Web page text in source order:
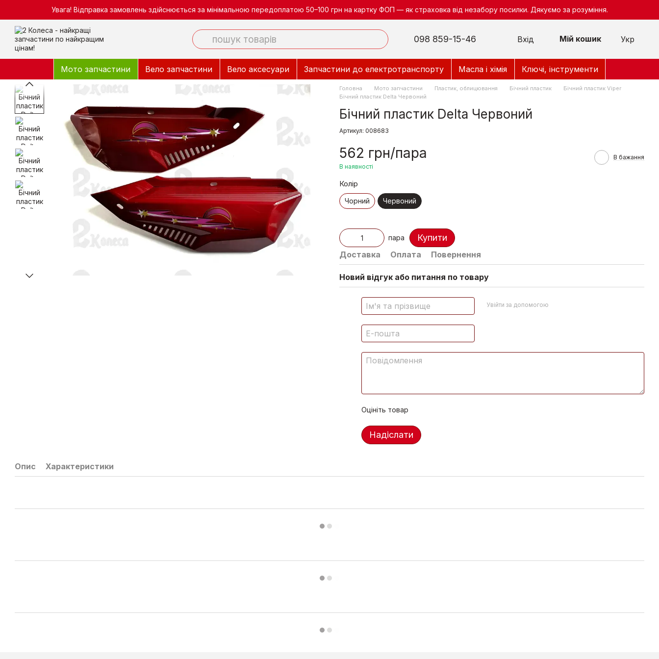
Перейти до основного контенту
Увага! Відправка замовлень здійснюється за мінімальною передоплатою 50–100 грн на картку ФОП — як страховка від незабору посилки. Дякуємо за розуміння.
098 859-15-46 Вхід Мій кошик Укр
Мото запчастини Вело запчастини Вело аксесуари Запчастини до електротранспорту Масла і хімія Ключі, інструменти
Головна Мото запчастини Пластик, облицювання Бічний пластик
Бічний пластик Viper
Бічний пластик Delta Червоний
Бічний пластик Delta Червоний
Артикул: 008683
562 грн/пара
В наявності
В бажання
Колір
Чорний Червоний
пара Купити
Доставка Оплата Повернення
Новий відгук або питання по товару
Увійти за допомогою
Оцініть товар
Надіслати
Опис Характеристики